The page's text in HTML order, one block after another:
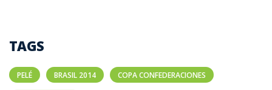
TAGS
PELÉ BRASIL 2014 COPA CONFEDERACIONES